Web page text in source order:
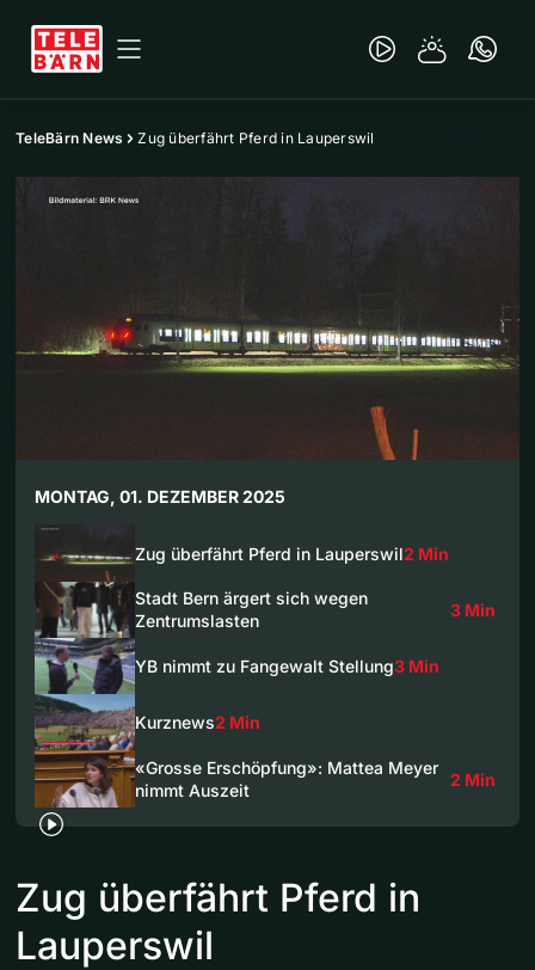
TeleBärn News Zug überfährt Pferd in Lauperswil
MONTAG, 01. DEZEMBER 2025
Zug überfährt Pferd in Lauperswil2 Min
Stadt Bern ärgert sich wegen
Zentrumslasten
3 Min
YB nimmt zu Fangewalt Stellung3 Min
Kurznews2 Min
«Grosse Erschöpfung»: Mattea Meyer
nimmt Auszeit
2 Min
Zug überfährt Pferd in
Lauperswil